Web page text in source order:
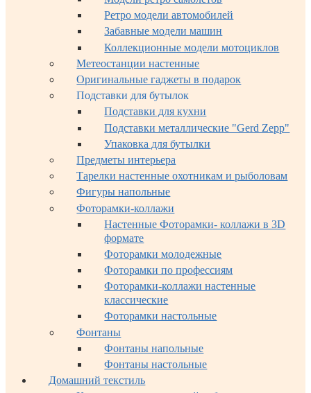
Ретро модели автомобилей
Забавные модели машин
Коллекционные модели мотоциклов
Метеостанции настенные
Оригинальные гаджеты в подарок
Подставки для бутылок
Подставки для кухни
Подставки металлические "Gerd Zepp"
Упаковка для бутылки
Предметы интерьера
Тарелки настенные охотникам и рыболовам
Фигуры напольные
Фоторамки-коллажи
Настенные Фоторамки- коллажи в 3D
формате
Фоторамки молодежные
Фоторамки по профессиям
Фоторамки-коллажи настенные
классические
Фоторамки настольные
Фонтаны
Фонтаны напольные
Фонтаны настольные
Домашний текстиль